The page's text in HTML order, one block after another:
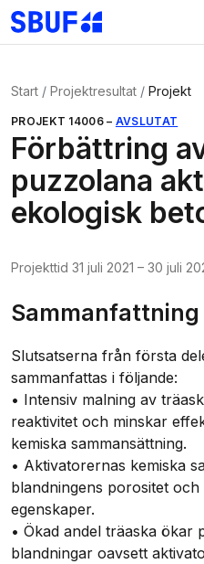
Gå direkt till huvudinnehållet
Start Projektresultat Projekt
PROJEKT 14006 – AVSLUTAT
Förbättring
puzzolana
ekologisk
Projekttid 31 juli 2021 – 30 juli
Sammanfattning
Slutsatserna från första
sammanfattas i följande:
• Intensiv malning av
reaktivitet och minskar
kemiska sammansättning.
• Aktivatorernas kemiska
blandningens porositet
egenskaper.
• Ökad andel träaska ökar
blandningar oavsett